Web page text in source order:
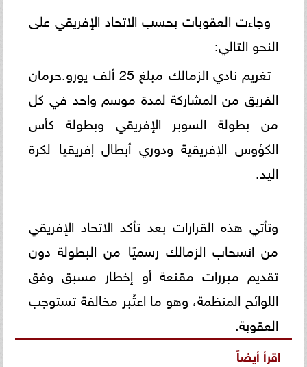
وجاءت العقوبات بحسب الاتحاد الإفريقي على
النحو التالي:
تغريم نادي الزمالك مبلغ 25 ألف يورو.حرمان
الفريق من المشاركة لمدة موسم واحد في كل
من بطولة السوبر الإفريقي وبطولة كأس
الكؤوس الإفريقية ودوري أبطال إفريقيا لكرة
اليد.
وتأتي هذه القرارات بعد تأكد الاتحاد الإفريقي
من انسحاب الزمالك رسميًا من البطولة دون
تقديم مبررات مقنعة أو إخطار مسبق وفق
اللوائح المنظمة، وهو ما اعتُبر مخالفة تستوجب
العقوبة.
اقرأ أيضاً